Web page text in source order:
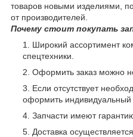
товаров новыми изделиями,
от производителей.
Почему стоит покупать
Широкий ассортимент
спецтехники.
Оформить заказ можно
Если отсутствует
оформить индивидуальный
Запчасти имеют
Доставка